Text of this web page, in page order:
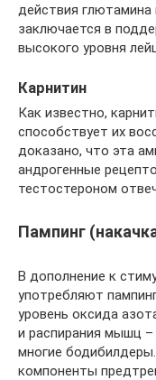
действия
заключается в
высокого уровня
Карнитин
Как известно,
способствует их
доказано, что эта
андрогенные
тестостероном
Пампинг
В дополнение к
употребляют
уровень оксида
и распирания мышц
многие
компоненты